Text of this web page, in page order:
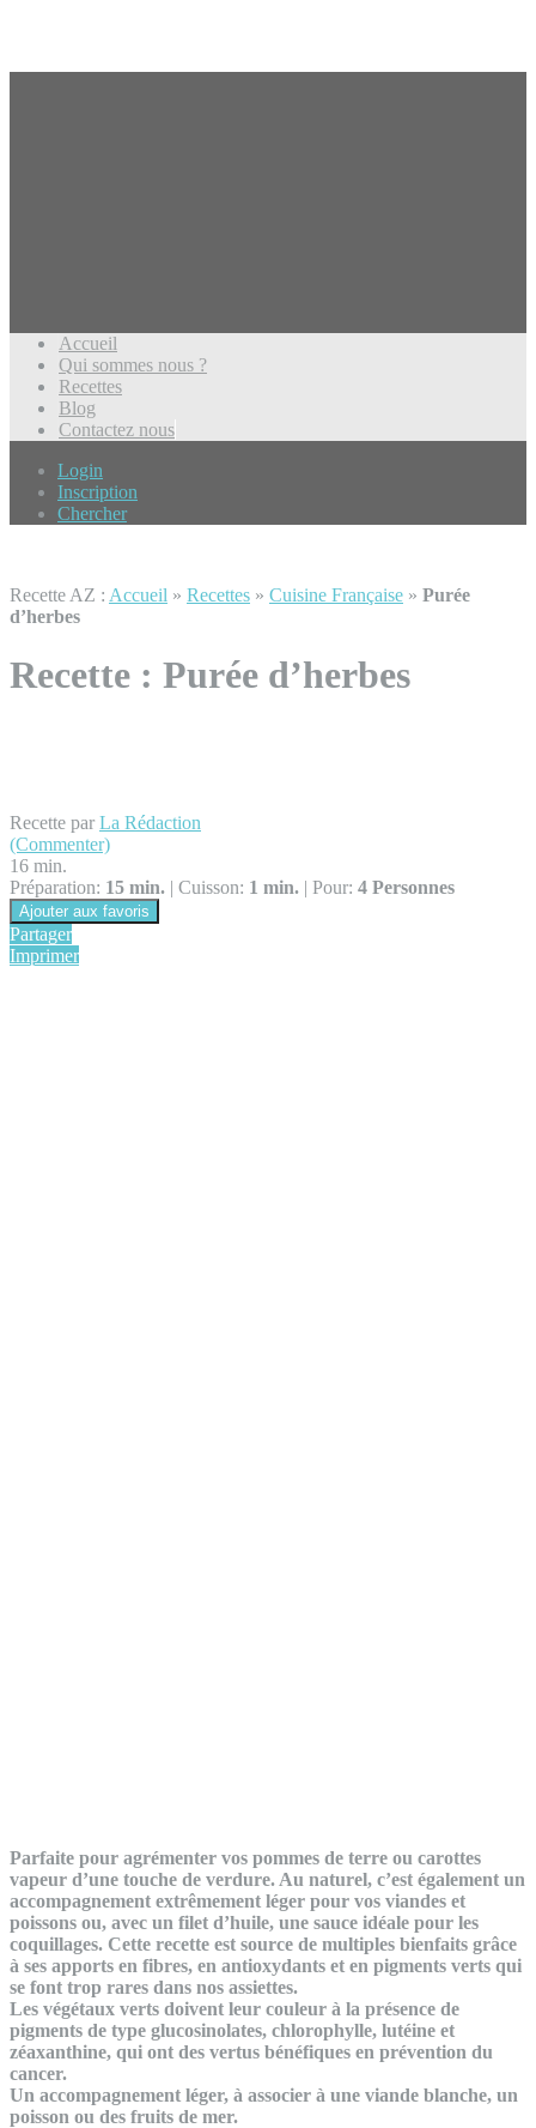
Accueil
Qui sommes nous ?
Recettes
Blog
Contactez nous
Login
Inscription
Chercher
Recette AZ : Accueil » Recettes » Cuisine Française » Purée
d’herbes
Recette : Purée d’herbes
Recette par La Rédaction
(Commenter)
16 min.
Préparation: 15 min. | Cuisson: 1 min. | Pour: 4 Personnes
Ajouter aux favoris
Partager
Imprimer
Parfaite pour agrémenter vos pommes de terre ou carottes
vapeur d’une touche de verdure. Au naturel, c’est également un
accompagnement extrêmement léger pour vos viandes et
poissons ou, avec un filet d’huile, une sauce idéale pour les
coquillages. Cette recette est source de multiples bienfaits grâce
à ses apports en fibres, en antioxydants et en pigments verts qui
se font trop rares dans nos assiettes.
Les végétaux verts doivent leur couleur à la présence de
pigments de type glucosinolates, chlorophylle, lutéine et
zéaxanthine, qui ont des vertus bénéfiques en prévention du
cancer.
Un accompagnement léger, à associer à une viande blanche, un
poisson ou des fruits de mer.